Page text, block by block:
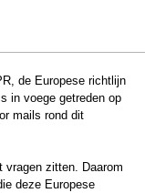
de Europese richtlijn
in voege getreden op
mails rond dit
vragen zitten. Daarom
deze Europese